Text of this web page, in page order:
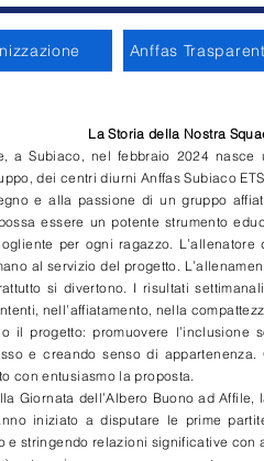
Anffas
La Storia della Nostra
a Subiaco, nel febbraio 2024
dei centri diurni Anffas Subiaco
e alla passione di un gruppo
essere un potente strumento
per ogni ragazzo.
al servizio del progetto.
si divertono. I risultati
nell’affiatamento, nella
il progetto: promuovere
e creando senso di
con entusiasmo la proposta.
Giornata dell’Albero Buono ad
iniziato a disputare le prime
e stringendo relazioni significative con